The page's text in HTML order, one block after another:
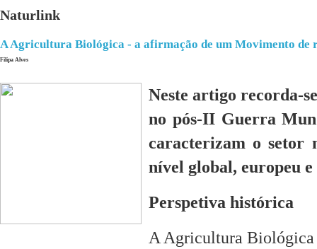
Naturlink
A Agricultura Biológica - a afirmação de um Movimento de
Filipa Alves
Neste artigo recorda-
no pós-II Guerra
caracterizam o setor
nível global, europeu
Perspetiva histórica
A Agricultura Biológica